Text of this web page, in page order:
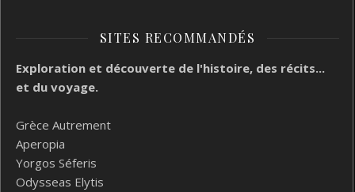
SITES RECOMMANDÉS
Exploration et découverte de l'histoire, des récits...
et du voyage.
Grèce Autrement
Aperopia
Yorgos Séferis
Odysseas Elytis